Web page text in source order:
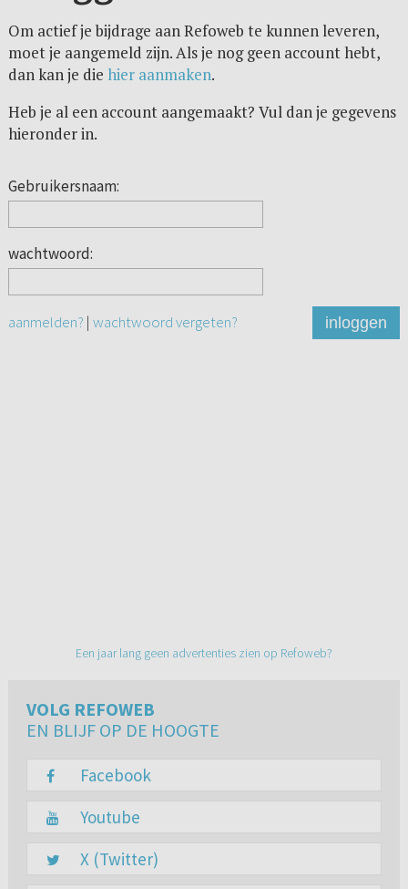
Om actief je bijdrage aan Refoweb te kunnen leveren,
moet je aangemeld zijn. Als je nog geen account hebt,
dan kan je die hier aanmaken.
Heb je al een account aangemaakt? Vul dan je gegevens
hieronder in.
Gebruikersnaam:
wachtwoord:
aanmelden? | wachtwoord vergeten? inloggen
Een jaar lang geen advertenties zien op Refoweb?
VOLG REFOWEB
EN BLIJF OP DE HOOGTE
Facebook
Youtube
X (Twitter)